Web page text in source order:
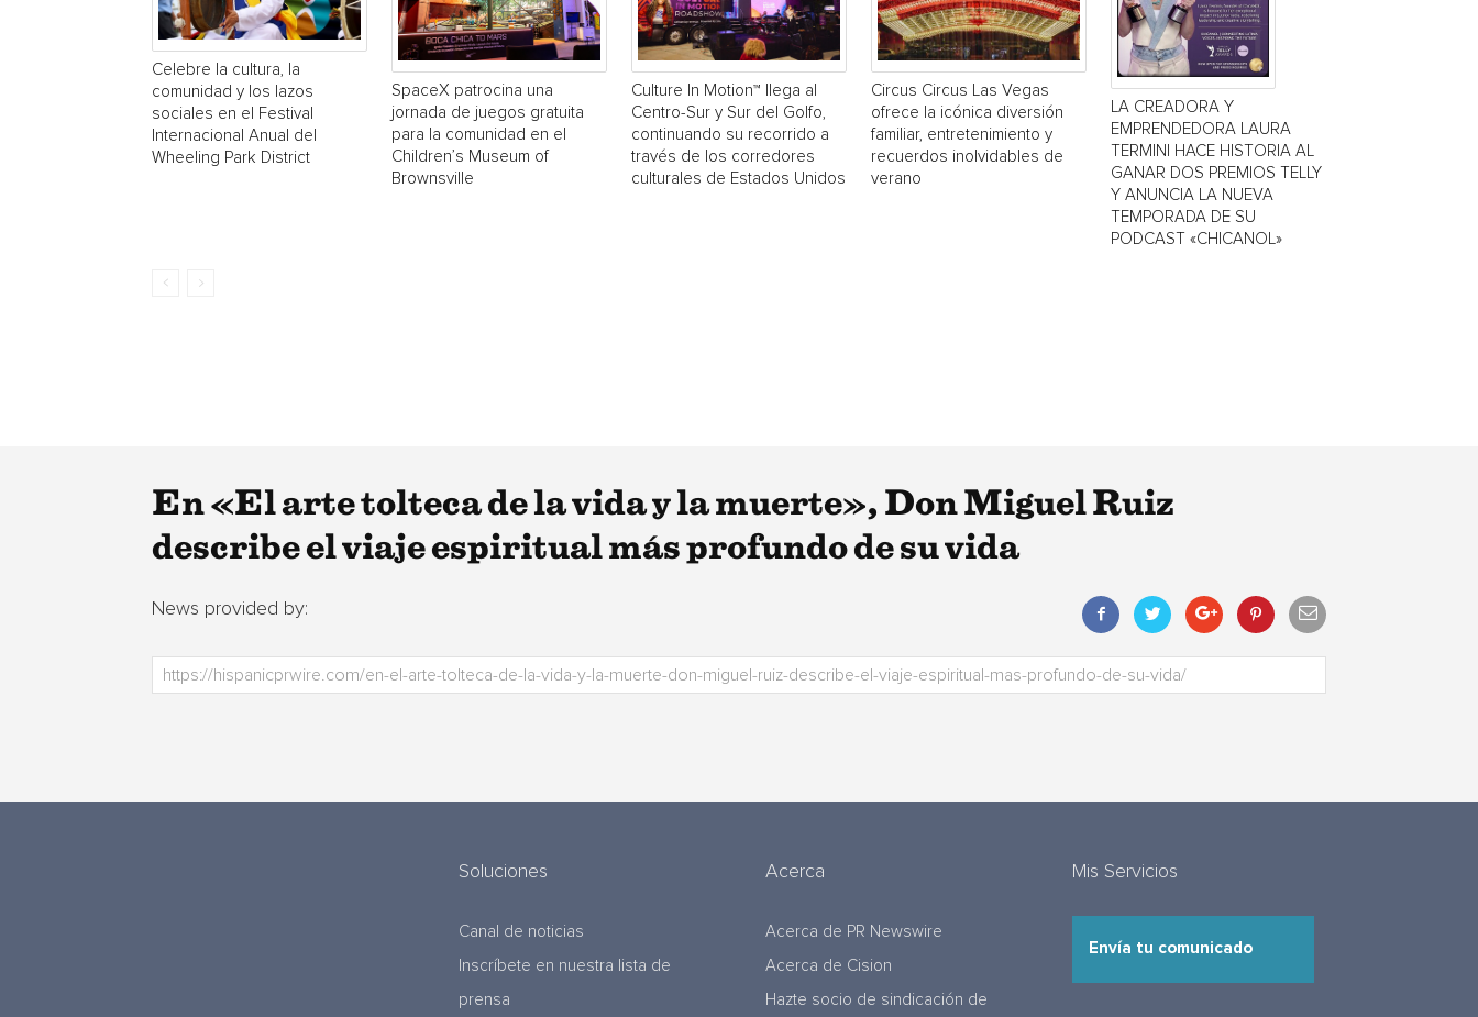
Celebre la cultura, la
comunidad y los lazos
sociales en el Festival
Internacional Anual del
Wheeling Park District
SpaceX patrocina una
jornada de juegos gratuita
para la comunidad en el
Children’s Museum of
Brownsville
Culture In Motion™ llega al
Centro-Sur y Sur del Golfo,
continuando su recorrido a
través de los corredores
culturales de Estados Unidos
Circus Circus Las Vegas
ofrece la icónica diversión
familiar, entretenimiento y
recuerdos inolvidables de
verano
LA CREADORA Y
EMPRENDEDORA LAURA
TERMINI HACE HISTORIA AL
GANAR DOS PREMIOS TELLY
Y ANUNCIA LA NUEVA
TEMPORADA DE SU
PODCAST «CHICANOL»
En «El arte tolteca de la vida y la muerte», Don Miguel Ruiz
describe el viaje espiritual más profundo de su vida
News provided by:
Soluciones
Canal de noticias
Inscríbete en nuestra lista de
prensa
Acerca
Acerca de PR Newswire
Acerca de Cision
Hazte socio de sindicación de
Mis Servicios
Envía tu comunicado